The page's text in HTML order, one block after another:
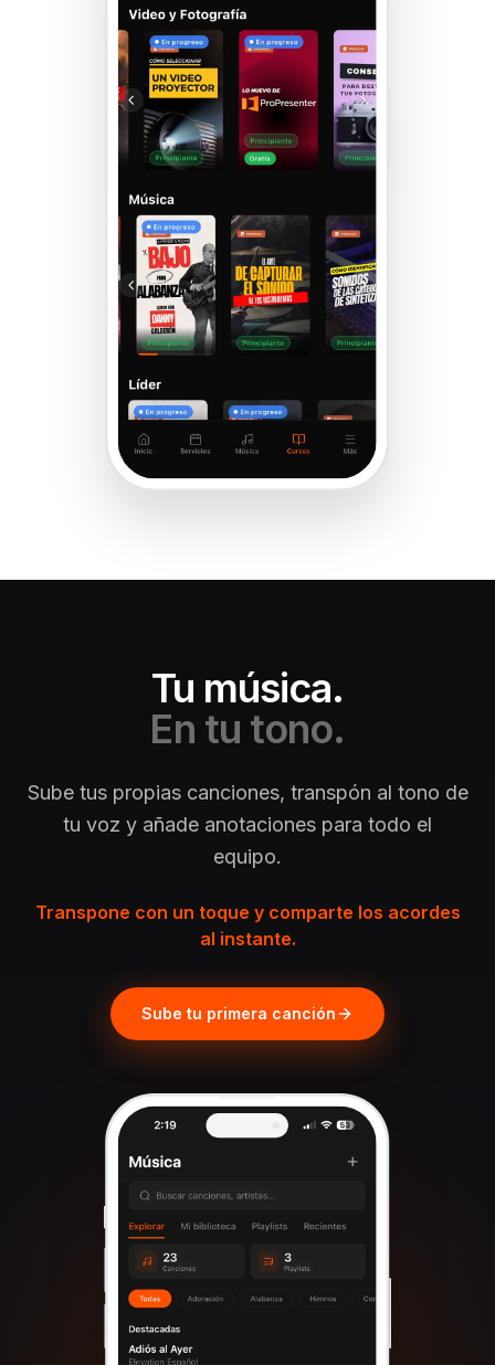
Tu música.
En tu tono.
Sube tus propias canciones, transpón al tono de
tu voz y añade anotaciones para todo el
equipo.
Transpone con un toque y comparte los acordes
al instante.
Sube tu primera canción